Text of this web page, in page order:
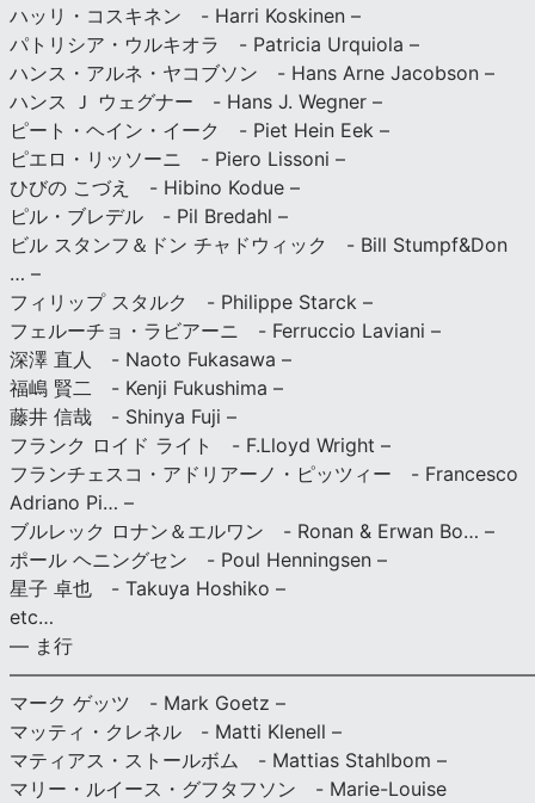
ハッリ・コスキネン - Harri Koskinen –
パトリシア・ウルキオラ - Patricia Urquiola –
ハンス・アルネ・ヤコブソン - Hans Arne Jacobson –
ハンス Ｊ ウェグナー - Hans J. Wegner –
ピート・ヘイン・イーク - Piet Hein Eek –
ピエロ・リッソーニ - Piero Lissoni –
ひびの こづえ - Hibino Kodue –
ピル・ブレデル - Pil Bredahl –
ビル スタンフ＆ドン チャドウィック - Bill Stumpf&Don
… –
フィリップ スタルク - Philippe Starck –
フェルーチョ・ラビアーニ - Ferruccio Laviani –
深澤 直人 - Naoto Fukasawa –
福嶋 賢二 - Kenji Fukushima –
藤井 信哉 - Shinya Fuji –
フランク ロイド ライト - F.Lloyd Wright –
フランチェスコ・アドリアーノ・ピッツィー - Francesco
Adriano Pi… –
ブルレック ロナン＆エルワン - Ronan & Erwan Bo… –
ポール ヘニングセン - Poul Henningsen –
星子 卓也 - Takuya Hoshiko –
etc…
— ま行
マーク ゲッツ - Mark Goetz –
マッティ・クレネル - Matti Klenell –
マティアス・ストールボム - Mattias Stahlbom –
マリー・ルイース・グフタフソン - Marie-Louise